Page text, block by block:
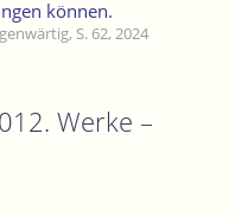
können.
S. 62, 2024
Werke –